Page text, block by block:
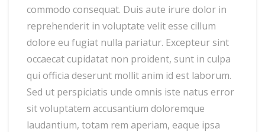
commodo consequat. Duis aute irure dolor in
reprehenderit in voluptate velit esse cillum
dolore eu fugiat nulla pariatur. Excepteur sint
occaecat cupidatat non proident, sunt in culpa
qui officia deserunt mollit anim id est laborum.
Sed ut perspiciatis unde omnis iste natus error
sit voluptatem accusantium doloremque
laudantium, totam rem aperiam, eaque ipsa